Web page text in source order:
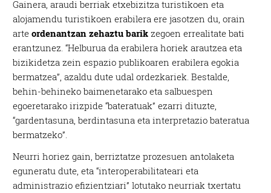
Gainera, araudi berriak etxebizitza turistikoen eta
alojamendu turistikoen erabilera ere jasotzen du, orain
arteordenantzan zehaztu barik zegoen errealitate bati
erantzunez. “Helburua da erabilera horiek arautzea eta
bizikidetza zein espazio publikoaren erabilera egokia
bermatzea”, azaldu dute udal ordezkariek. Bestalde,
behin-behineko baimenetarako eta salbuespen
egoeretarako irizpide “bateratuak” ezarri dituzte,
“gardentasuna, berdintasuna eta interpretazio bateratua
bermatzeko”.
Neurri horiez gain, berriztatze prozesuen antolaketa
eguneratu dute, eta “interoperabilitateari eta
administrazio efizientziari” lotutako neurriak txertatu